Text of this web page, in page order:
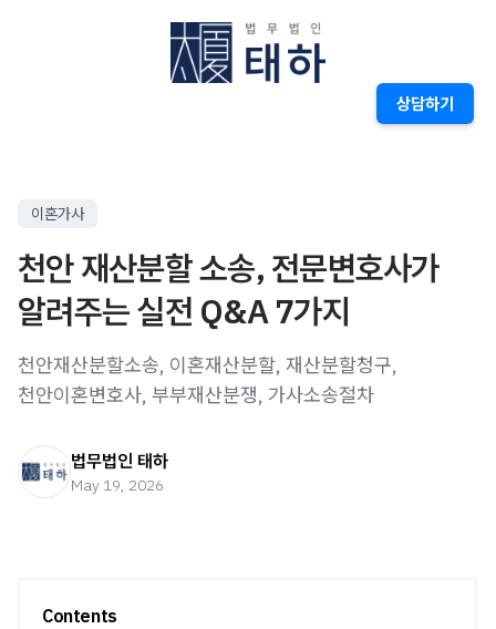
상담하기
이혼가사
천안 재산분할 소송, 전문변호사가
알려주는 실전 Q&A 7가지
천안재산분할소송, 이혼재산분할, 재산분할청구,
천안이혼변호사, 부부재산분쟁, 가사소송절차
법무법인 태하
May 19, 2026
Contents